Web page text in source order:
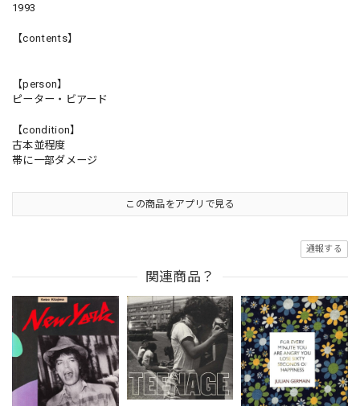
1993
【contents】
【person】
ピーター・ビアード
【condition】
古本並程度
帯に一部ダメージ
この商品をアプリで見る
通報する
関連商品？